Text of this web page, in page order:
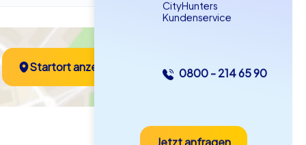
Startort anzeigen
CityHunters
Kundenservice
0800 - 214 65 90
Jetzt anfragen